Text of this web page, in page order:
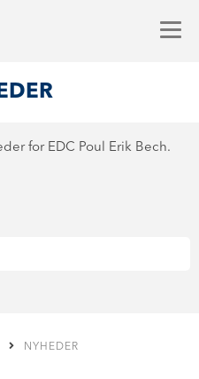
for EDC Poul Erik Bech.
NYHEDER